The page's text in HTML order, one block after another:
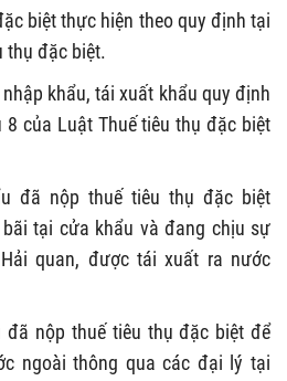
biệt thực hiện theo quy định tại
thụ đặc biệt.
khẩu, tái xuất khẩu quy định
của Luật Thuế tiêu thụ đặc biệt
đã nộp thuế tiêu thụ đặc biệt
tại cửa khẩu và đang chịu sự
quan, được tái xuất ra nước
đã nộp thuế tiêu thụ đặc biệt để
ngoài thông qua các đại lý tại